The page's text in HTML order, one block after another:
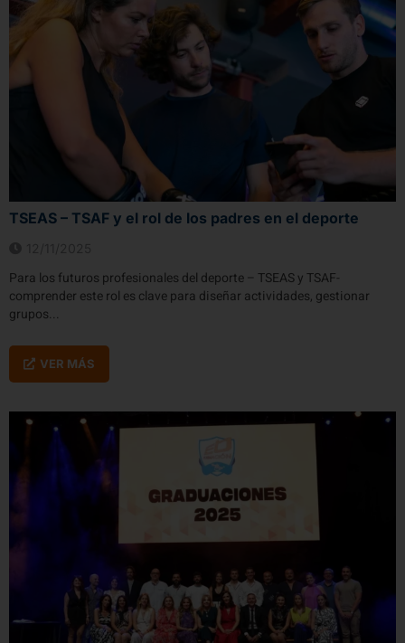
TSEAS – TSAF y el rol de los padres en el deporte
Para los futuros profesionales del deporte – TSEAS y TSAF-
comprender este rol es clave para diseñar actividades, gestionar
grupos...
VER MÁS